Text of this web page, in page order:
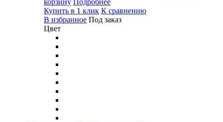
корзину Подробнее
Купить в 1 клик К сравнению
В избранное Под заказ
Цвет